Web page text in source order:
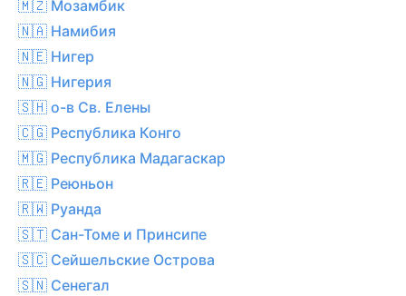
🇲🇿 Мозамбик
🇳🇦 Намибия
🇳🇪 Нигер
🇳🇬 Нигерия
🇸🇭 о-в Св. Елены
🇨🇬 Республика Конго
🇲🇬 Республика Мадагаскар
🇷🇪 Реюньон
🇷🇼 Руанда
🇸🇹 Сан-Томе и Принсипе
🇸🇨 Сейшельские Острова
🇸🇳 Сенегал